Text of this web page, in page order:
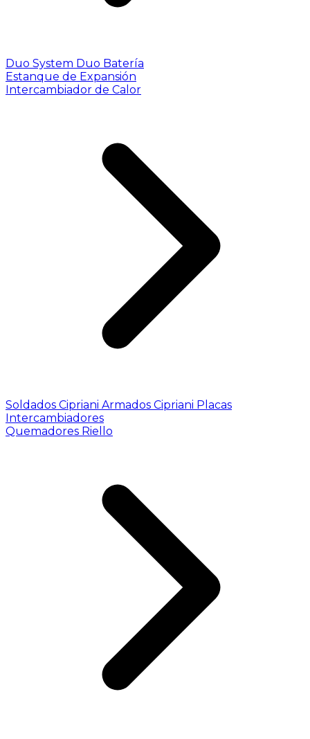
Duo System Duo Batería
Estanque de Expansión
Intercambiador de Calor
Soldados Cipriani Armados Cipriani Placas
Intercambiadores
Quemadores Riello